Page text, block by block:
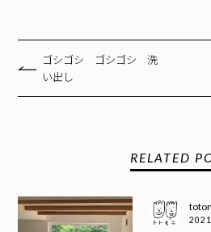
ゴシゴシ ゴシゴシ 洗
い出し
RELATED